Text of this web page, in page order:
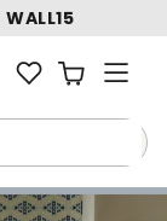
WALL15